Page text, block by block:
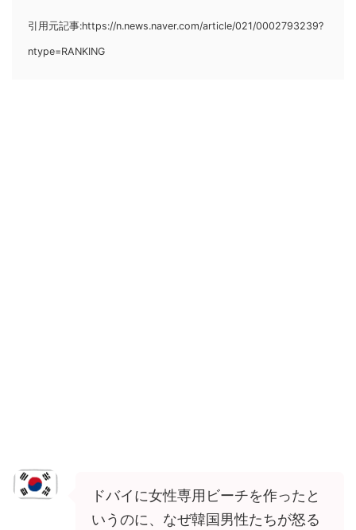
引用元記事:https://n.news.naver.com/article/021/0002793239?
ntype=RANKING
ドバイに女性専用ビーチを作ったと
いうのに、なぜ韓国男性たちが怒る